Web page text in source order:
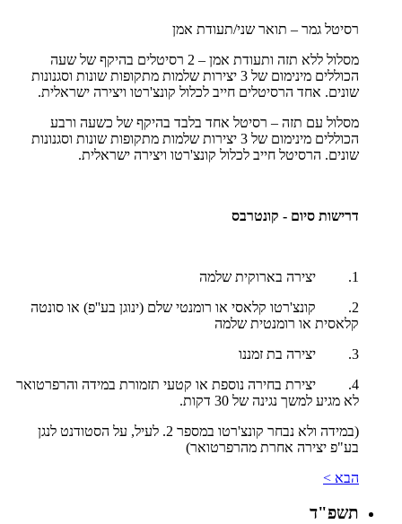
רסיטל גמר – תואר שני/תעודת אמן
מסלול ללא תזה ותעודת אמן – 2 רסיטלים בהיקף של שעה
הכוללים מינימום של 3 יצירות שלמות מתקופות שונות וסגנונות
שונים. אחד הרסיטלים חייב לכלול קונצ'רטו ויצירה ישראלית.
מסלול עם תזה – רסיטל אחד בלבד בהיקף של כשעה ורבע
הכוללים מינימום של 3 יצירות שלמות מתקופות שונות וסגנונות
שונים. הרסיטל חייב לכלול קונצ'רטו ויצירה ישראלית.
דרישות סיום - קונטרבס
1. יצירה בארוקית שלמה
2. קונצ'רטו קלאסי או רומנטי שלם (ינוגן בע''פ) או סונטה
קלאסית או רומנטית שלמה
3. יצירה בת זמננו
4. יצירת בחירה נוספת או קטעי תזמורת במידה והרפרטואר
לא מגיע למשך נגינה של 30 דקות.
(במידה ולא נבחר קונצ'רטו במספר 2. לעיל, על הסטודנט לנגן
בע"פ יצירה אחרת מהרפרטואר)
הבא >
תשפ"ד